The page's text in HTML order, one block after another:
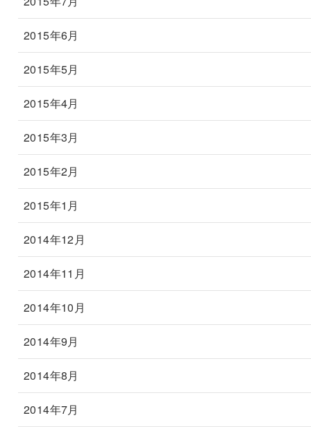
2015年6月
2015年5月
2015年4月
2015年3月
2015年2月
2015年1月
2014年12月
2014年11月
2014年10月
2014年9月
2014年8月
2014年7月